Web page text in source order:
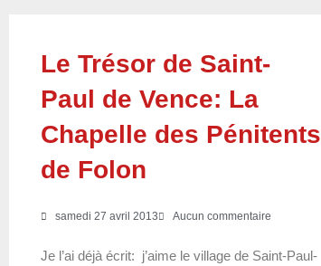
Le Trésor de Saint-
Paul de Vence: La
Chapelle des Pénitents
de Folon
samedi 27 avril 2013 Aucun commentaire
Je l’ai déjà écrit: j’aime le village de Saint-Paul-